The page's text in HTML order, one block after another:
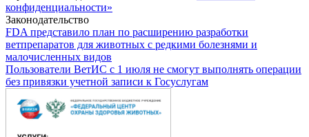
конфиденциальности»
Законодательство
FDA представило план по расширению разработки
ветпрепаратов для животных с редкими болезнями и
малочисленных видов
Пользователи ВетИС с 1 июля не смогут выполнять операции
без привязки учетной записи к Госуслугам